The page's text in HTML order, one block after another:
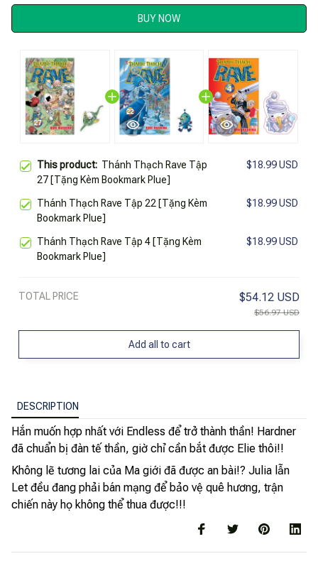
BUY NOW
This product: Thánh Thạch Rave Tập
27 [Tặng Kèm Bookmark Plue]
$18.99 USD
Thánh Thạch Rave Tập 22 [Tặng Kèm
Bookmark Plue]
$18.99 USD
Thánh Thạch Rave Tập 4 [Tặng Kèm
Bookmark Plue]
$18.99 USD
TOTAL PRICE $54.12 USD
$56.97 USD
Add all to cart
DESCRIPTION
Hắn muốn hợp nhất với Endless để trở thành thần! Hardner
đã chuẩn bị đàn tế thần, giờ chỉ cần bắt được Elie thôi!!
Không lẽ tương lai của Ma giới đã được an bài!? Julia lẫn
Let đều đang phải bán mạng để bảo vệ quê hương, trận
chiến này họ không thể thua được!!!